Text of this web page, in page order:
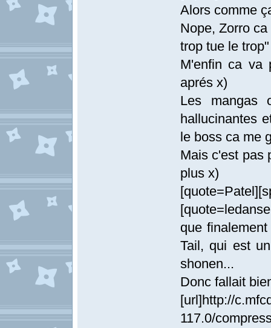
Alors comme
Nope, Zorro
trop tue le
M'enfin ca va
aprés x)
Les mangas
hallucinantes
le boss ca me
Mais c'est pas
plus x)
que
Tail, qui est
shonen...
Donc fallait
[url]http://
117.0/